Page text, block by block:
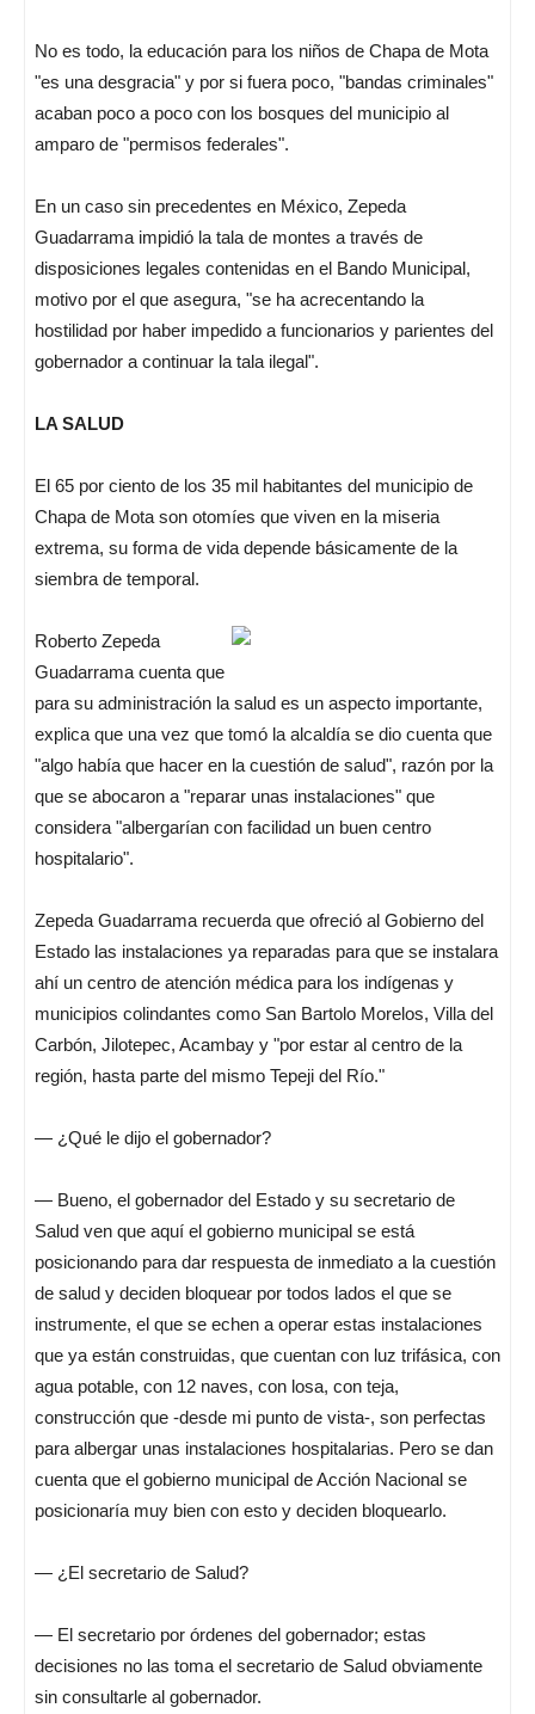
No es todo, la educación para los niños de Chapa de Mota
"es una desgracia" y por si fuera poco, "bandas criminales"
acaban poco a poco con los bosques del municipio al
amparo de "permisos federales".
En un caso sin precedentes en México, Zepeda
Guadarrama impidió la tala de montes a través de
disposiciones legales contenidas en el Bando Municipal,
motivo por el que asegura, "se ha acrecentando la
hostilidad por haber impedido a funcionarios y parientes del
gobernador a continuar la tala ilegal".
LA SALUD
El 65 por ciento de los 35 mil habitantes del municipio de
Chapa de Mota son otomíes que viven en la miseria
extrema, su forma de vida depende básicamente de la
siembra de temporal.
Roberto Zepeda
Guadarrama cuenta que
para su administración la salud es un aspecto importante,
explica que una vez que tomó la alcaldía se dio cuenta que
"algo había que hacer en la cuestión de salud", razón por la
que se abocaron a "reparar unas instalaciones" que
considera "albergarían con facilidad un buen centro
hospitalario".
Zepeda Guadarrama recuerda que ofreció al Gobierno del
Estado las instalaciones ya reparadas para que se instalara
ahí un centro de atención médica para los indígenas y
municipios colindantes como San Bartolo Morelos, Villa del
Carbón, Jilotepec, Acambay y "por estar al centro de la
región, hasta parte del mismo Tepeji del Río."
— ¿Qué le dijo el gobernador?
— Bueno, el gobernador del Estado y su secretario de
Salud ven que aquí el gobierno municipal se está
posicionando para dar respuesta de inmediato a la cuestión
de salud y deciden bloquear por todos lados el que se
instrumente, el que se echen a operar estas instalaciones
que ya están construidas, que cuentan con luz trifásica, con
agua potable, con 12 naves, con losa, con teja,
construcción que -desde mi punto de vista-, son perfectas
para albergar unas instalaciones hospitalarias. Pero se dan
cuenta que el gobierno municipal de Acción Nacional se
posicionaría muy bien con esto y deciden bloquearlo.
— ¿El secretario de Salud?
— El secretario por órdenes del gobernador; estas
decisiones no las toma el secretario de Salud obviamente
sin consultarle al gobernador.